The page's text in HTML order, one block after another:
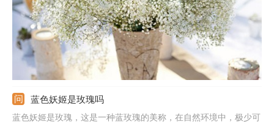
蓝色妖姬是玫瑰吗
蓝色妖姬是玫瑰，这是一种蓝玫瑰的美称，在自然环境中，极少可